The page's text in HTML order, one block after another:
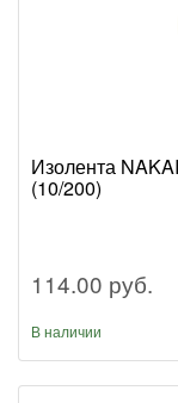
Изолента
(10/200)
114.00 руб.
В наличии